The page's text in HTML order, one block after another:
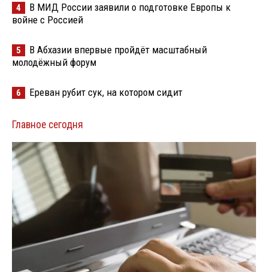
4
В МИД России заявили о подготовке Европы к
войне с Россией
5
В Абхазии впервые пройдёт масштабный
молодёжный форум
6 Ереван рубит сук, на котором сидит
Главное сегодня